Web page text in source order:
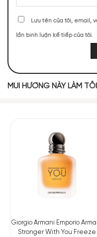
75 (7,45%) 72
58
Quýt
Lưu tên của tôi, email,
lần bình luận kế tiếp của tôi.
MÙI HƯƠNG NÀY LÀM
Giorgio Armani Emporio
Stronger With You Freeze